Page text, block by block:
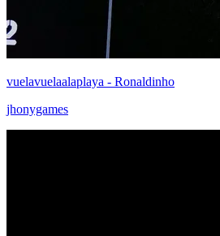
vuelavuelaalaplaya - Ronaldinho
jhonygames